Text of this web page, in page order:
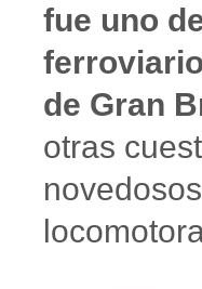
fue uno
de Gran
otras